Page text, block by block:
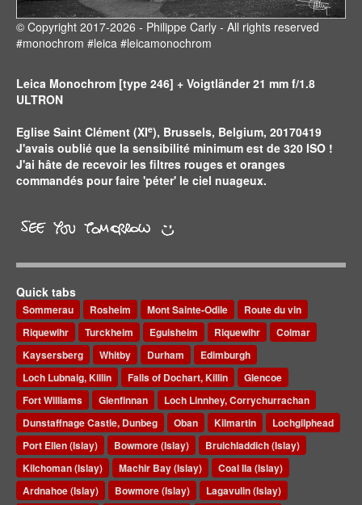
© Copyright 2017-2026 - Philippe Carly - All rights reserved
#monochrom #leica #leicamonochrom
Leica Monochrom [type 246] + Voigtländer 21 mm f/1.8
ULTRON
Eglise Saint Clément (XIe), Brussels, Belgium, 20170419
J'avais oublié que la sensibilité minimum est de 320 ISO !
J'ai hâte de recevoir les filtres rouges et oranges
commandés pour faire 'péter' le ciel nuageux.
Quick tabs
Sommerau Rosheim Mont Sainte-Odile
Route du vin
Riquewihr
Turckheim Eguisheim Riquewihr
Colmar
Kaysersberg
Whitby Durham
Edimburgh
Loch Lubnaig, Killin
Falls of Dochart, Killin
Glencoe
Fort Williams
Glenfinnan
Loch Linnhey, Corrychurrachan
Dunstaffnage Castle, Dunbeg
Oban Kilmartin
Lochgilphead
Port Ellen (Islay)
Bowmore (Islay)
Bruichladdich (Islay)
Kilchoman (Islay)
Machir Bay (Islay)
Coal Ila (Islay)
Ardnahoe (Islay)
Bowmore (Islay)
Lagavulin (Islay)